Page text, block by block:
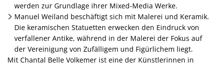
werden zur Grundlage ihrer Mixed-Media Werke.
Manuel Weiland beschäftigt sich mit Malerei und Keramik.
Die keramischen Statuetten erwecken den Eindruck von
verfallener Antike, während in der Malerei der Fokus auf
der Vereinigung von Zufälligem und Figürlichem liegt.
Mit Chantal Belle Volkemer ist eine der Künstlerinnen in